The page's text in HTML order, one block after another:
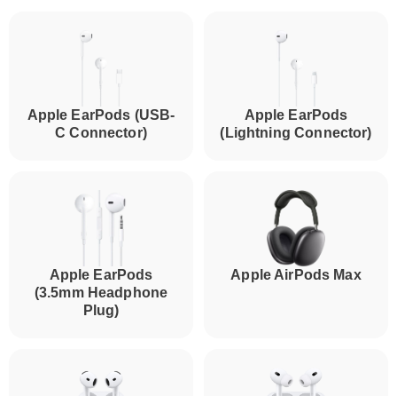
Apple EarPods (USB-
C Connector)
Apple EarPods
(Lightning Connector)
Apple EarPods
(3.5mm Headphone
Plug)
Apple AirPods Max